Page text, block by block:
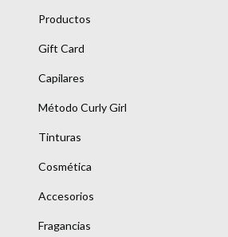
Productos
Gift Card
Capilares
Método Curly Girl
Tinturas
Cosmética
Accesorios
Fragancias